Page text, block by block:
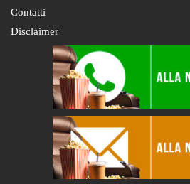
Contatti
Disclaimer